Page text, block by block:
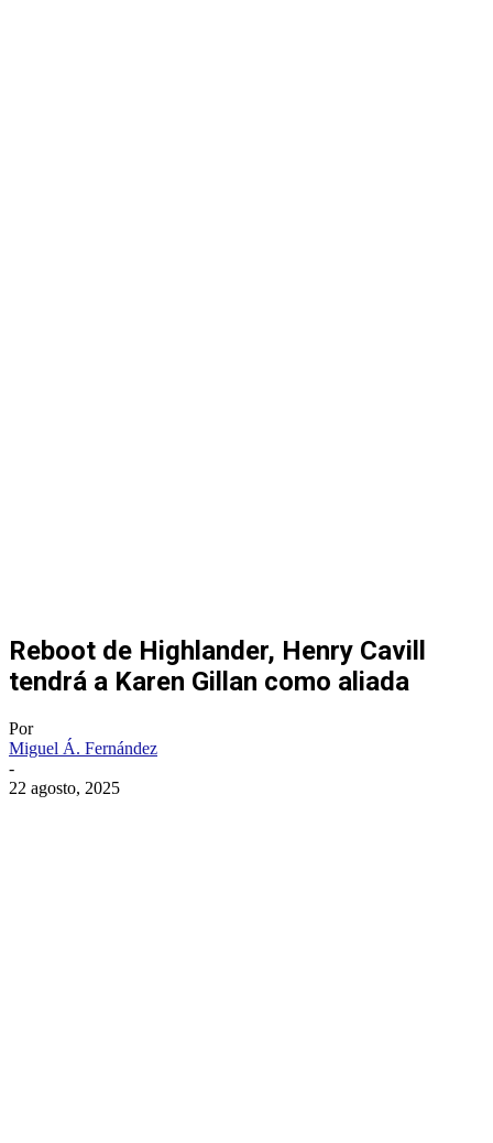
Reboot de Highlander, Henry Cavill
tendrá a Karen Gillan como aliada
Por
Miguel Á. Fernández
-
22 agosto, 2025